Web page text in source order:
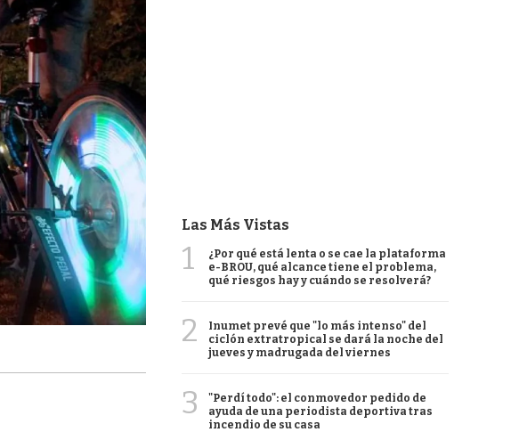
Las Más Vistas
1
¿Por qué está lenta o se cae la plataforma
e-BROU, qué alcance tiene el problema,
qué riesgos hay y cuándo se resolverá?
2
Inumet prevé que "lo más intenso" del
ciclón extratropical se dará la noche del
jueves y madrugada del viernes
3
"Perdí todo": el conmovedor pedido de
ayuda de una periodista deportiva tras
incendio de su casa